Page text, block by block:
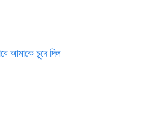
আমাকে চুদে দিল